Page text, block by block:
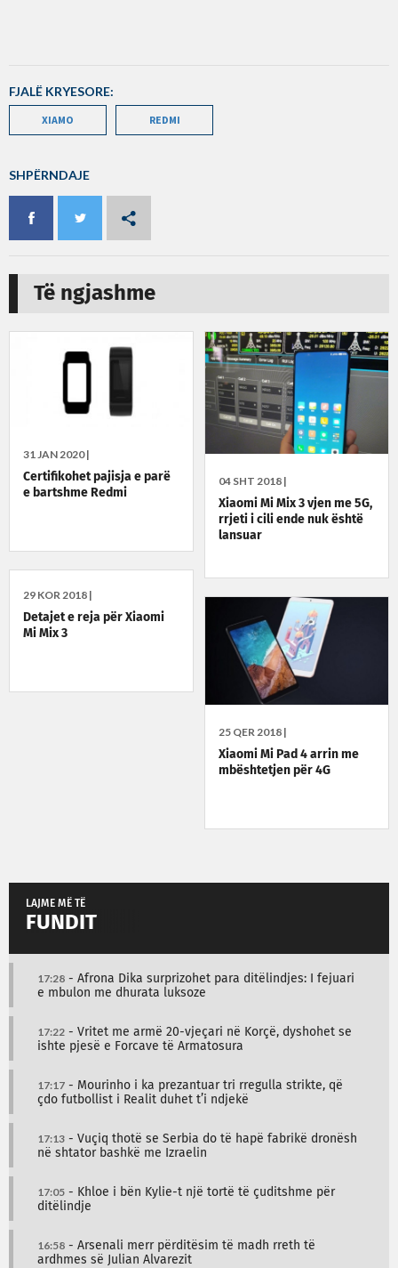
FJALË KRYESORE:
XIAMO REDMI
SHPËRNDAJE
Të ngjashme
31 JAN 2020 |
Certifikohet pajisja e parë
e bartshme Redmi
04 SHT 2018 |
Xiaomi Mi Mix 3 vjen me 5G,
rrjeti i cili ende nuk është
lansuar
29 KOR 2018 |
Detajet e reja për Xiaomi
Mi Mix 3
25 QER 2018 |
Xiaomi Mi Pad 4 arrin me
mbështetjen për 4G
LAJME MË TË
FUNDIT
17:28 - Afrona Dika surprizohet para ditëlindjes: I fejuari
e mbulon me dhurata luksoze
17:22 - Vritet me armë 20-vjeçari në Korçë, dyshohet se
ishte pjesë e Forcave të Armatosura
17:17 - Mourinho i ka prezantuar tri rregulla strikte, që
çdo futbollist i Realit duhet t’i ndjekë
17:13 - Vuçiq thotë se Serbia do të hapë fabrikë dronësh
në shtator bashkë me Izraelin
17:05 - Khloe i bën Kylie-t një tortë të çuditshme për
ditëlindje
16:58 - Arsenali merr përditësim të madh rreth të
ardhmes së Julian Alvarezit